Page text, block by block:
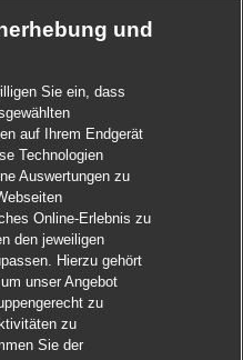
und
Sie ein, dass
auf Ihrem Endgerät
Technologien
Auswertungen zu
Online-Erlebnis zu
den jeweiligen
Hierzu gehört
unser Angebot
zu
zu
Sie der